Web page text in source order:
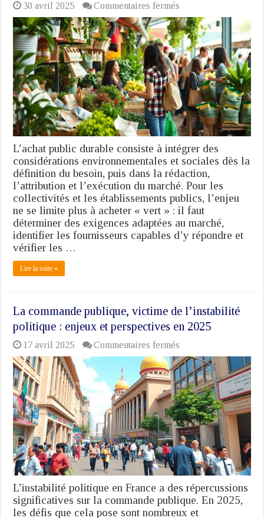
30 avril 2025 Commentaires fermés
Achat
public
durable
:
comment
intégrer
la
transition
écologique
dans
ses
marchés
?
L’achat public durable consiste à intégrer des
considérations environnementales et sociales dès la
définition du besoin, puis dans la rédaction,
l’attribution et l’exécution du marché. Pour les
collectivités et les établissements publics, l’enjeu
ne se limite plus à acheter « vert » : il faut
déterminer des exigences adaptées au marché,
identifier les fournisseurs capables d’y répondre et
vérifier les …
Lire la suite »
La commande publique, victime de l’instabilité
politique : enjeux et perspectives en 2025
17 avril 2025 Commentaires fermés
La
commande
publique,
victime
de
l’instabilité
politique
:
enjeux
et
perspectives
en
2025
L’instabilité politique en France a des répercussions
significatives sur la commande publique. En 2025,
les défis que cela pose sont nombreux et